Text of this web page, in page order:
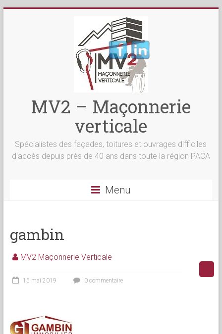
MV2 – Maçonnerie
verticale
Spécialistes des façades, toitures et ouvrages difficiles
d'accès depuis près de 40 ans dans toute la région PACA
Menu
gambin
MV2 Maçonnerie Verticale
15 mai 2019 0 commentaire